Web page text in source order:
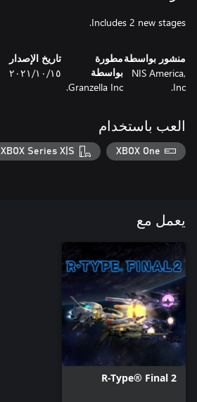
Includes 2 new stages.
منشور بواسطة
NIS America,
Inc.
مطورة
بواسطة
Granzella Inc.
تاريخ الإصدار
١٥‏/١٠‏/٢٠٢١
العب باستخدام
XBOX One
XBOX Series X|S
يعمل مع
R-Type® Final 2